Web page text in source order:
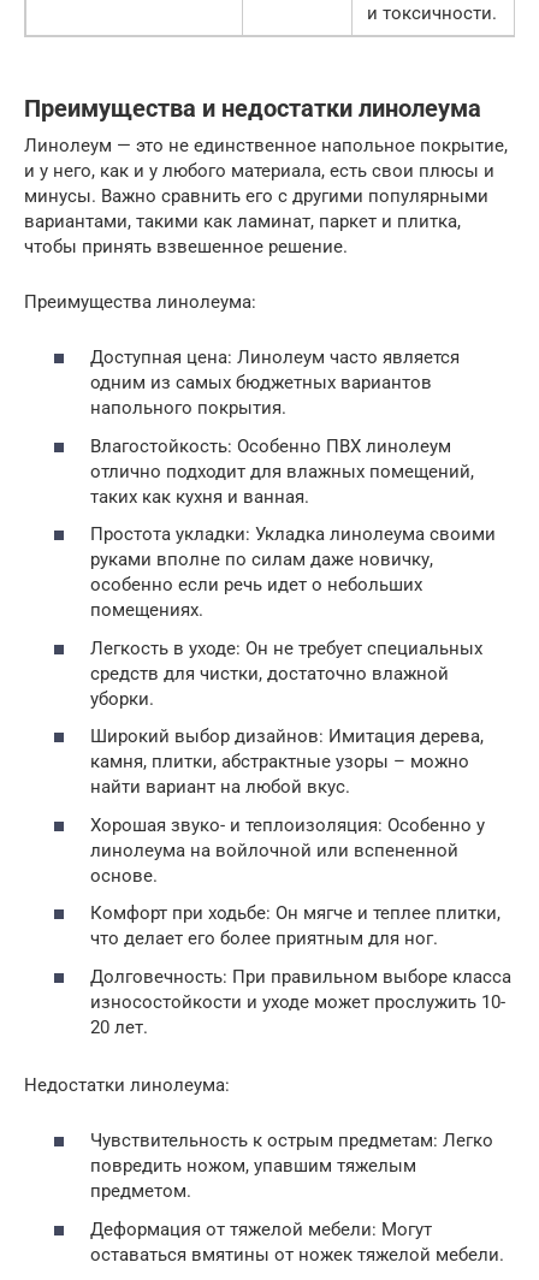
и токсичности.
Преимущества и недостатки линолеума
Линолеум — это не единственное напольное покрытие,
и у него, как и у любого материала, есть свои плюсы и
минусы. Важно сравнить его с другими популярными
вариантами, такими как ламинат, паркет и плитка,
чтобы принять взвешенное решение.
Преимущества линолеума:
Доступная цена: Линолеум часто является
одним из самых бюджетных вариантов
напольного покрытия.
Влагостойкость: Особенно ПВХ линолеум
отлично подходит для влажных помещений,
таких как кухня и ванная.
Простота укладки: Укладка линолеума своими
руками вполне по силам даже новичку,
особенно если речь идет о небольших
помещениях.
Легкость в уходе: Он не требует специальных
средств для чистки, достаточно влажной
уборки.
Широкий выбор дизайнов: Имитация дерева,
камня, плитки, абстрактные узоры – можно
найти вариант на любой вкус.
Хорошая звуко- и теплоизоляция: Особенно у
линолеума на войлочной или вспененной
основе.
Комфорт при ходьбе: Он мягче и теплее плитки,
что делает его более приятным для ног.
Долговечность: При правильном выборе класса
износостойкости и уходе может прослужить 10-
20 лет.
Недостатки линолеума:
Чувствительность к острым предметам: Легко
повредить ножом, упавшим тяжелым
предметом.
Деформация от тяжелой мебели: Могут
оставаться вмятины от ножек тяжелой мебели.